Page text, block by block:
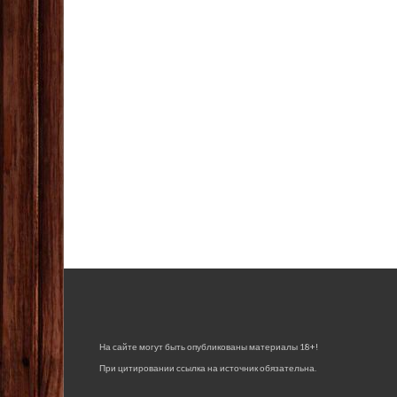
На сайте могут быть опубликованы материалы 18+!
При цитировании ссылка на источник обязательна.